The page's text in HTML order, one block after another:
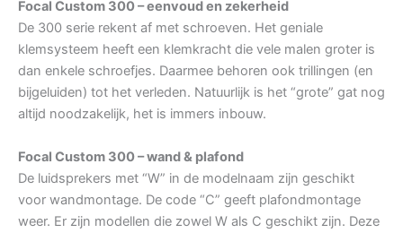
Focal Custom 300 – eenvoud en zekerheid
De 300 serie rekent af met schroeven. Het geniale
klemsysteem heeft een klemkracht die vele malen groter is
dan enkele schroefjes. Daarmee behoren ook trillingen (en
bijgeluiden) tot het verleden. Natuurlijk is het “grote” gat nog
altijd noodzakelijk, het is immers inbouw.
Focal Custom 300 – wand & plafond
De luidsprekers met “W” in de modelnaam zijn geschikt
voor wandmontage. De code “C” geeft plafondmontage
weer. Er zijn modellen die zowel W als C geschikt zijn. Deze